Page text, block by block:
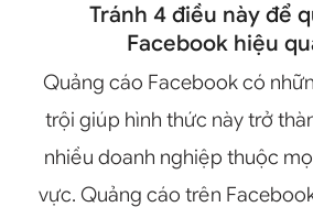
Tránh 4 điều này để
Facebook hiệu
Quảng cáo Facebook có
trội giúp hình thức này trở
nhiều doanh nghiệp thuộc
vực. Quảng cáo trên